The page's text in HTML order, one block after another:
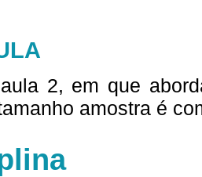
2, em que
amostra é